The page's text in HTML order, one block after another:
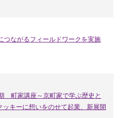
つながるフィールドワークを実施
町家講座～京町家で学ぶ歴史と
キーに想いをのせて起業、新展開